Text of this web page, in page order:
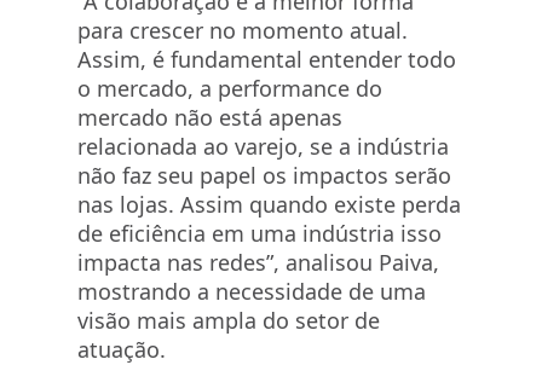
para crescer no momento atual.
Assim, é fundamental entender todo
o mercado, a performance do
mercado não está apenas
relacionada ao varejo, se a indústria
não faz seu papel os impactos serão
nas lojas. Assim quando existe perda
de eficiência em uma indústria isso
impacta nas redes”, analisou Paiva,
mostrando a necessidade de uma
visão mais ampla do setor de
atuação.